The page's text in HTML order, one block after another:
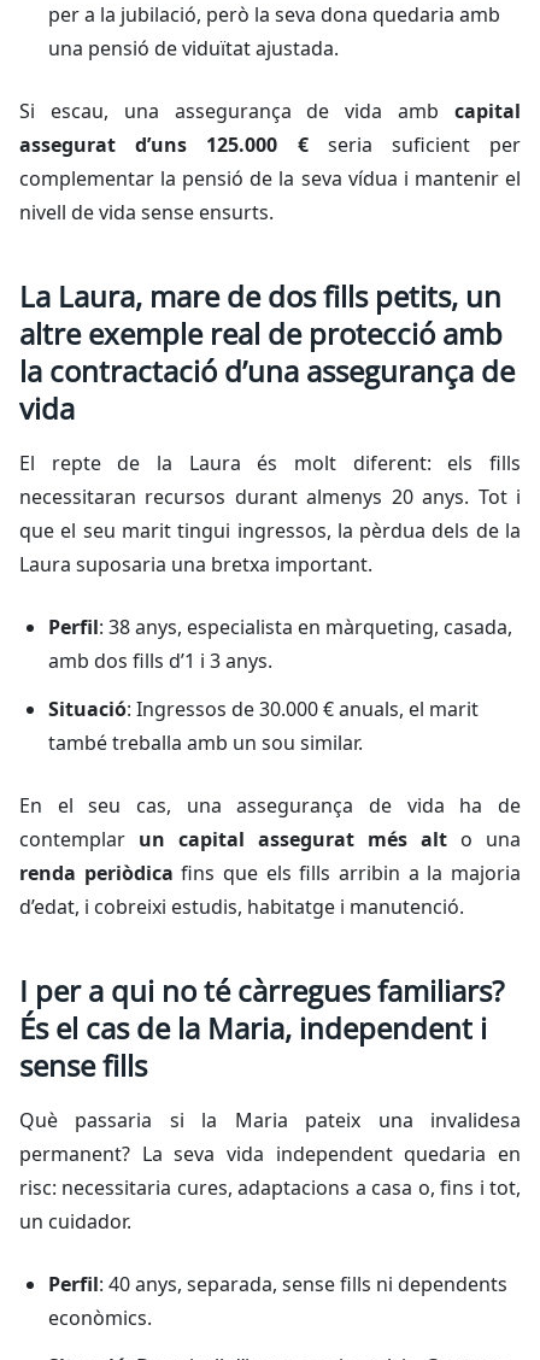
per a la jubilació, però la seva dona quedaria amb
una pensió de viduïtat ajustada.
Si escau, una assegurança de vida amb capital
assegurat d’uns 125.000 €seria suficient per
complementar la pensió de la seva vídua i mantenir el
nivell de vida sense ensurts.
La Laura, mare de dos fills petits, un
altre exemple real de protecció amb
la contractació d’una assegurança de
vida
El repte de la Laura és molt diferent: els fills
necessitaran recursos durant almenys 20 anys. Tot i
que el seu marit tingui ingressos, la pèrdua dels de la
Laura suposaria una bretxa important.
Perfil: 38 anys, especialista en màrqueting, casada,
amb dos fills d’1 i 3 anys.
Situació: Ingressos de 30.000 € anuals, el marit
també treballa amb un sou similar.
En el seu cas, una assegurança de vida ha de
contemplar un capital assegurat més alt o una
renda periòdica fins que els fills arribin a la majoria
d’edat, i cobreixi estudis, habitatge i manutenció.
I per a qui no té càrregues familiars?
És el cas de la Maria, independent i
sense fills
Què passaria si la Maria pateix una invalidesa
permanent? La seva vida independent quedaria en
risc: necessitaria cures, adaptacions a casa o, fins i tot,
un cuidador.
Perfil: 40 anys, separada, sense fills ni dependents
econòmics.